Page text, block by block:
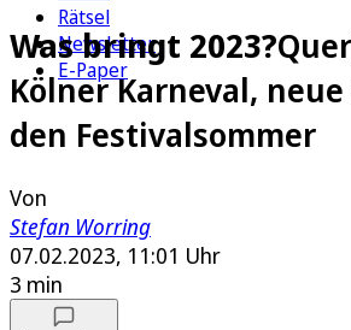
Rätsel
Newsletter
E-Paper
Was bringt 2023?
Kölner Karneval,
den Festivalsommer
Von
Stefan Worring
07.02.2023, 11:01 Uhr
3 min